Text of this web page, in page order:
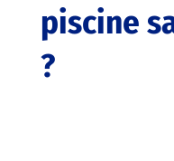
piscine
?